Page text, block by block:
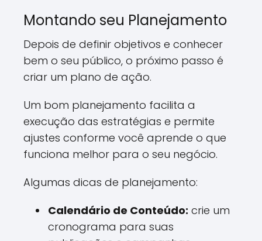
Montando seu Planejamento
Depois de definir objetivos e conhecer
bem o seu público, o próximo passo é
criar um plano de ação.
Um bom planejamento facilita a
execução das estratégias e permite
ajustes conforme você aprende o que
funciona melhor para o seu negócio.
Algumas dicas de planejamento:
Calendário de Conteúdo: crie um
cronograma para suas